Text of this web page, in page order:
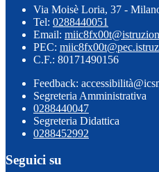
Via Moisè Loria, 37 -
Tel: 0288440051
Email:
PEC:
C.F.: 80171490156
Feedback:
Segreteria Amministrativa
0288440047
Segreteria Didattica
0288452992
Seguici su